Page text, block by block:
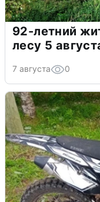
92-летний
лесу 5
7 августа 0